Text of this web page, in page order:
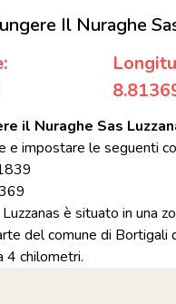
Il Nuraghe
il Nuraghe Sas
e impostare le seguenti
è situato in una
del comune di Bortigali
4 chilometri.